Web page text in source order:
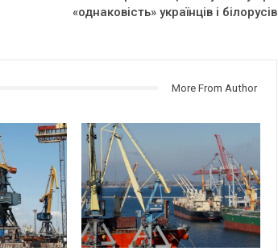
«однаковість» українців і білорусів
More From Author